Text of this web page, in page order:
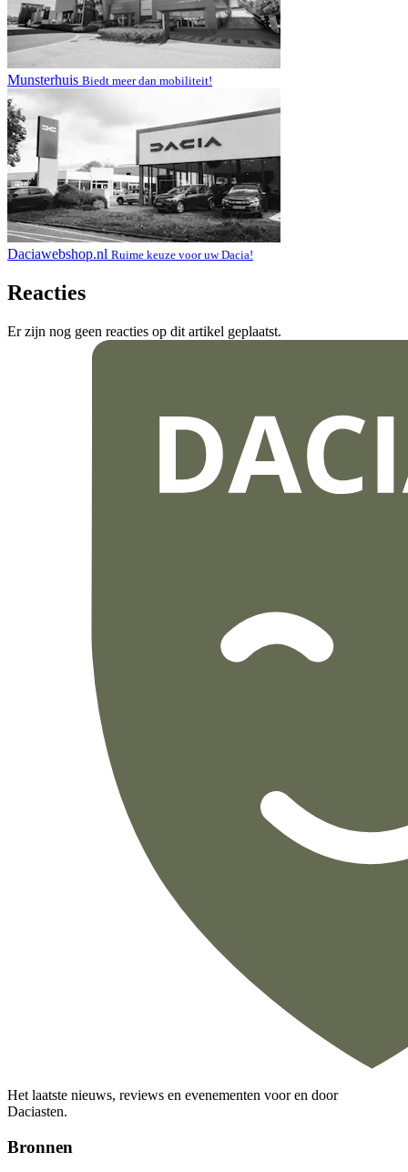
Munsterhuis Biedt meer dan mobiliteit!
Daciawebshop.nl Ruime keuze voor uw Dacia!
Reacties
Er zijn nog geen reacties op dit artikel geplaatst.
Het laatste nieuws, reviews en evenementen voor en door
Daciasten.
Bronnen